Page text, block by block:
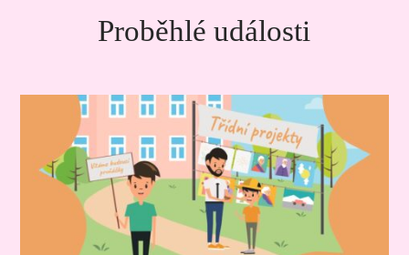
Proběhlé události